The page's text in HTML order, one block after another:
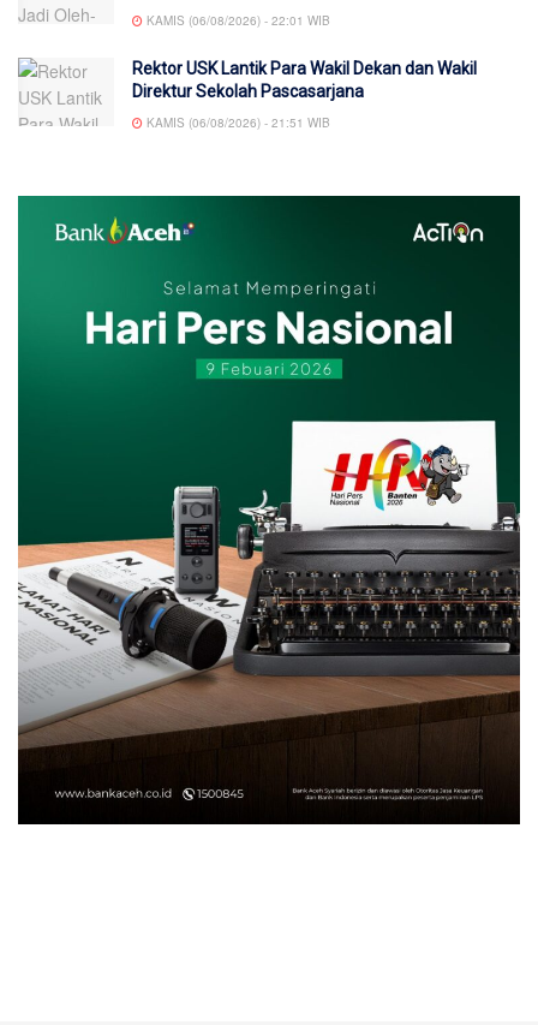
KAMIS (06/08/2026) - 22:01 WIB
Rektor USK Lantik Para Wakil Dekan dan Wakil
Direktur Sekolah Pascasarjana
KAMIS (06/08/2026) - 21:51 WIB